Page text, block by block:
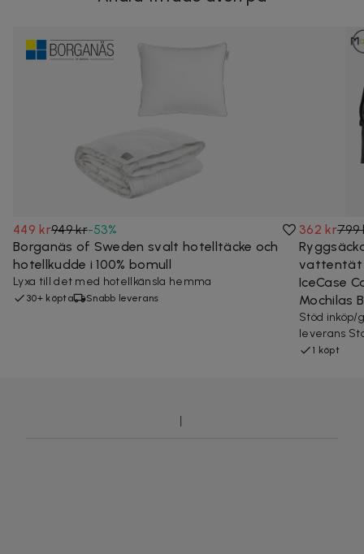
449 kr949 kr-53%
Borganäs of Sweden svalt hotelltäcke och
hotellkudde i 100% bomull
Lyxa till det med hotellkänsla hemma
30+ köpta Snabb leverans
362 kr799
vattentät
IceCase
Mochilas
Stöd inköp/
leverans
1 köpt